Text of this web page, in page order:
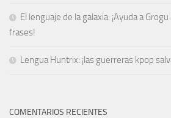
El lenguaje de la galaxia: ¡Ayuda a
frases!
Lengua Huntrix: ¡las guerreras kpop
COMENTARIOS RECIENTES